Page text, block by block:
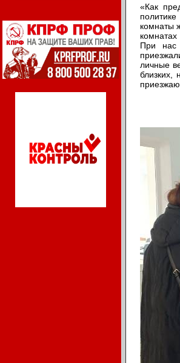
«Как
комнаты
При нас
личные
близких,